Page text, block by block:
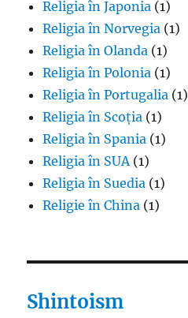
Religia în Japonia (1)
Religia în Norvegia (1)
Religia în Olanda (1)
Religia în Polonia (1)
Religia în Portugalia (1)
Religia în Scoția (1)
Religia în Spania (1)
Religia în SUA (1)
Religia în Suedia (1)
Religie în China (1)
Shintoism